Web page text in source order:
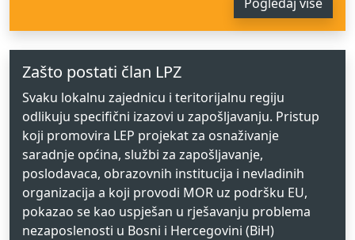
Zašto postati član LPZ
Svaku lokalnu zajednicu i teritorijalnu regiju
odlikuju specifični izazovi u zapošljavanju. Pristup
koji promovira LEP projekat za osnaživanje
saradnje općina, službi za zapošljavanje,
poslodavaca, obrazovnih institucija i nevladinih
organizacija a koji provodi MOR uz podršku EU,
pokazao se kao uspješan u rješavanju problema
nezaposlenosti u Bosni i Hercegovini (BiH)